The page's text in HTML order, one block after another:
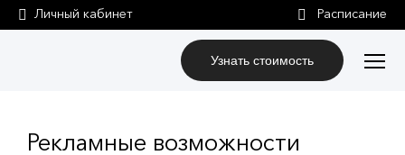
Личный кабинет
Узнать стоимость
Рекламные возможности